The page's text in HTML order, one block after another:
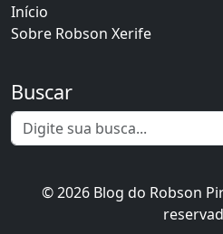
Início
Sobre Robson Xerife
Buscar
© 2026 Blog do Robson